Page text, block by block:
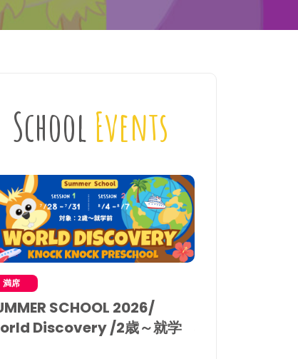
School Events
満席
SCHOOL 2026/
Discovery /2歳～就学